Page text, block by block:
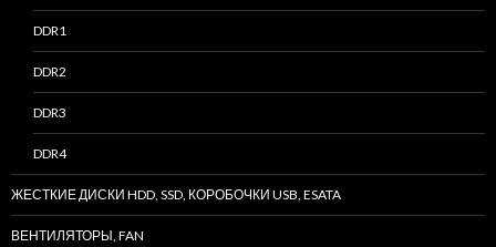
DDR1
DDR2
DDR3
DDR4
ЖЕСТКИЕ ДИСКИ HDD, SSD, КОРОБОЧКИ USB, ESATA
ВЕНТИЛЯТОРЫ, FAN